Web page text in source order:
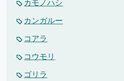
カモノハシ
カンガルー
コアラ
コウモリ
ゴリラ